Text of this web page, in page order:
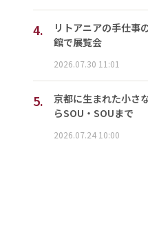
4.
リトアニアの手仕
館で展覧会
2026.07.30 11:01
5.
京都に生まれた小さ
らSOU・SOUまで
2026.07.24 10:00